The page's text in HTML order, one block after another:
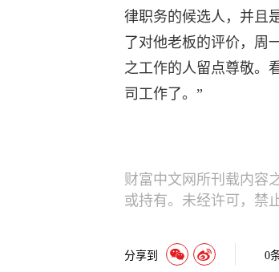
律职务的候选人，并且
了对他老板的评价，周
之工作的人留点尊敬。
司工作了。”
财富中文网所刊载内容
或持有。未经许可，禁
分享到 0